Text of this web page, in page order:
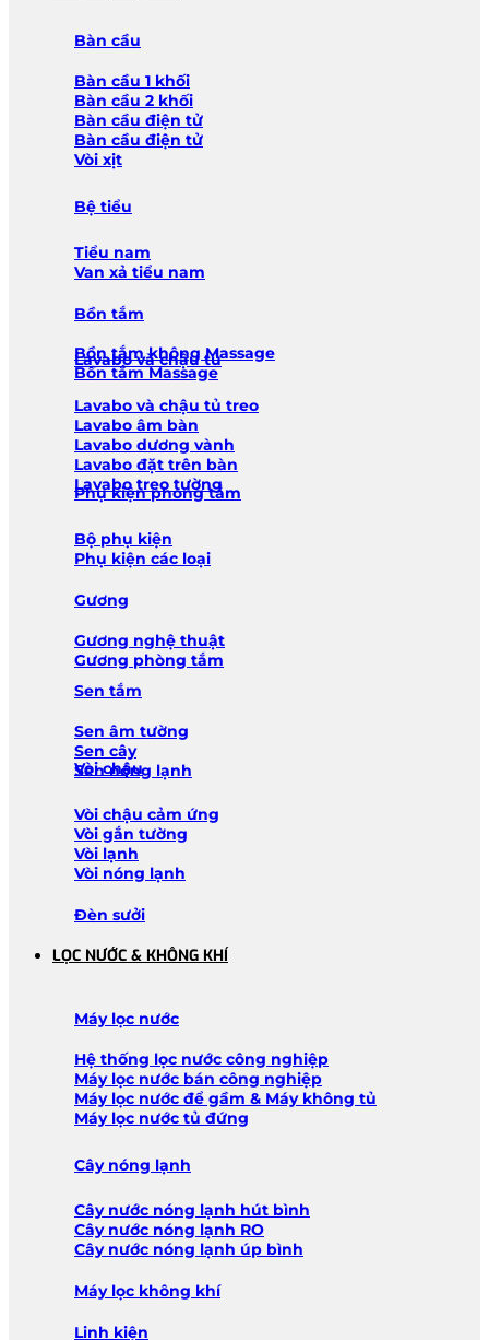
Bàn cầu
Bàn cầu 1 khối
Bàn cầu 2 khối
Bàn cầu điện tử
Bàn cầu điện tử
Vòi xịt
Bệ tiểu
Tiểu nam
Van xả tiểu nam
Bồn tắm
Bồn tắm không Massage
Bồn tắm Massage
Lavabo và chậu tủ
Lavabo và chậu tủ treo
Lavabo âm bàn
Lavabo dương vành
Lavabo đặt trên bàn
Lavabo treo tường
Phụ kiện phòng tắm
Bộ phụ kiện
Phụ kiện các loại
Gương
Gương nghệ thuật
Gương phòng tắm
Sen tắm
Sen âm tường
Sen cây
Sen nóng lạnh
Vòi chậu
Vòi chậu cảm ứng
Vòi gắn tường
Vòi lạnh
Vòi nóng lạnh
Đèn sưởi
LỌC NƯỚC & KHÔNG KHÍ
Máy lọc nước
Hệ thống lọc nước công nghiệp
Máy lọc nước bán công nghiệp
Máy lọc nước để gầm & Máy không tủ
Máy lọc nước tủ đứng
Cây nóng lạnh
Cây nước nóng lạnh hút bình
Cây nước nóng lạnh RO
Cây nước nóng lạnh úp bình
Máy lọc không khí
Linh kiện